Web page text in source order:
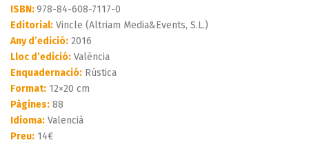
ISBN:978-84-608-7117-0
Editorial: Vincle (Altriam Media&Events, S.L.)
Any d’edició: 2016
Lloc d’edició: València
Enquadernació: Rústica
Format: 12×20 cm
Pàgines: 88
Idioma: Valencià
Preu: 14€